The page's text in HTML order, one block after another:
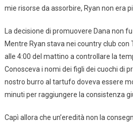
mie risorse da assorbire, Ryan non era
La decisione di promuovere Dana non
Mentre Ryan stava nei country club con
alle 4:00 del mattino a controllare la
Conosceva i nomi dei figli dei cuochi di
nostro burro al tartufo doveva essere
minuti per raggiungere la consistenza
Capì allora che un’eredità non la